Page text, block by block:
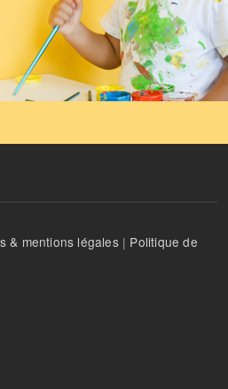
& mentions légales| Politique de